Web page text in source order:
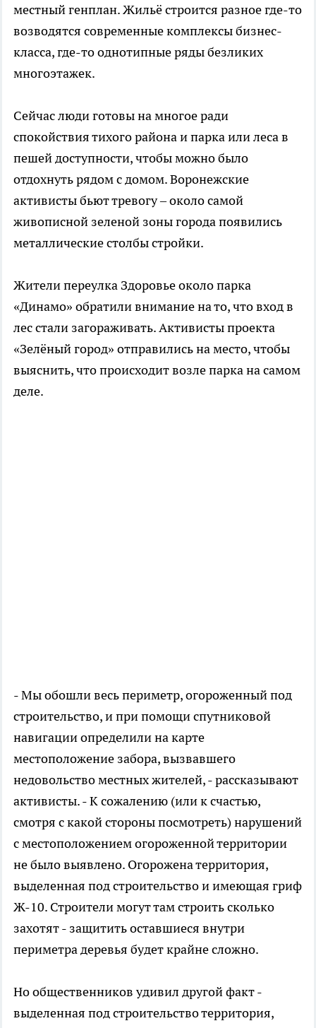
местный генплан. Жильё строится разное где-то
возводятся современные комплексы бизнес-
класса, где-то однотипные ряды безликих
многоэтажек.
Сейчас люди готовы на многое ради
спокойствия тихого района и парка или леса в
пешей доступности, чтобы можно было
отдохнуть рядом с домом. Воронежские
активисты бьют тревогу – около самой
живописной зеленой зоны города появились
металлические столбы стройки.
Жители переулка Здоровье около парка
«Динамо» обратили внимание на то, что вход в
лес стали загораживать. Активисты проекта
«Зелёный город» отправились на место, чтобы
выяснить, что происходит возле парка на самом
деле.
- Мы обошли весь периметр, огороженный под
строительство, и при помощи спутниковой
навигации определили на карте
местоположение забора, вызвавшего
недовольство местных жителей, - рассказывают
активисты. - К сожалению (или к счастью,
смотря с какой стороны посмотреть) нарушений
с местоположением огороженной территории
не было выявлено. Огорожена территория,
выделенная под строительство и имеющая гриф
Ж-10. Строители могут там строить сколько
захотят - защитить оставшиеся внутри
периметра деревья будет крайне сложно.
Но общественников удивил другой факт -
выделенная под строительство территория,